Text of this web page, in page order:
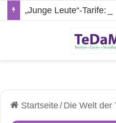
Startseite/ Die Welt der